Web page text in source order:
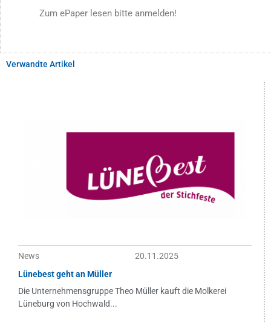
Zum ePaper lesen bitte anmelden!
Verwandte Artikel
News
20.11.2025
Lünebest geht an Müller
Die Unternehmensgruppe Theo Müller kauft die Molkerei
Lüneburg von Hochwald...